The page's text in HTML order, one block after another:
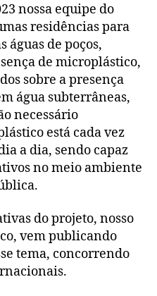
nossa equipe do
residências para
águas de poços,
de microplástico,
sobre a presença
água subterrâneas,
necessário
está cada vez
a dia, sendo capaz
no meio ambiente
do projeto, nosso
vem publicando
tema, concorrendo